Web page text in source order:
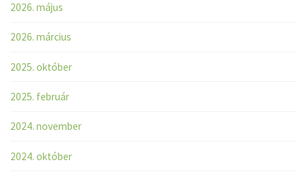
2026. május
2026. március
2025. október
2025. február
2024. november
2024. október